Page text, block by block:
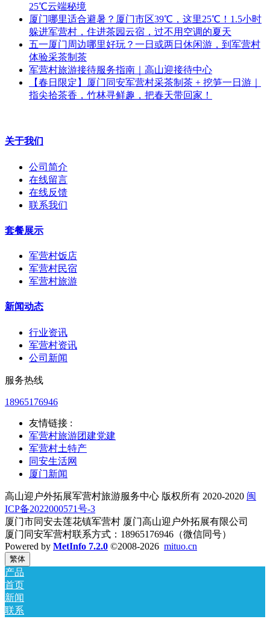
25℃云端秘境
厦门哪里适合避暑？厦门市区39℃，这里25℃！1.5小时
躲进军营村，住进茶园云宿，过不用空调的夏天
五一厦门周边哪里好玩？一日或两日休闲游，到军营村
体验采茶制茶
军营村旅游接待服务指南｜高山迎接待中心
【春日限定】厦门同安军营村采茶制茶 + 挖笋一日游｜
指尖拾茶香，竹林寻鲜趣，把春天带回家！
关于我们
公司简介
在线留言
在线反馈
联系我们
套餐展示
军营村饭店
军营村民宿
军营村旅游
新闻动态
行业资讯
军营村资讯
公司新闻
服务热线
18965176946
友情链接 :
军营村旅游团建党建
军营村土特产
同安生活网
厦门新闻
高山迎户外拓展军营村旅游服务中心 版权所有 2020-2020 闽
ICP备2022000571号-3
厦门市同安去莲花镇军营村 厦门高山迎户外拓展有限公司
厦门同安军营村联系方式：18965176946（微信同号）
Powered by MetInfo 7.2.0 ©2008-2026 mituo.cn
繁体
产品
首页
新闻
联系